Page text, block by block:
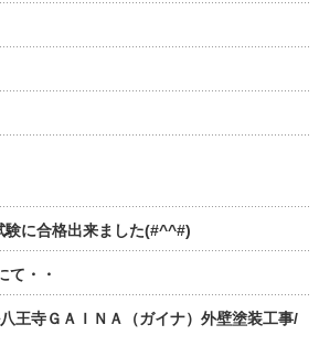
験に合格出来ました(#^^#)
て・・
王寺ＧＡＩＮＡ（ガイナ）外壁塗装工事/